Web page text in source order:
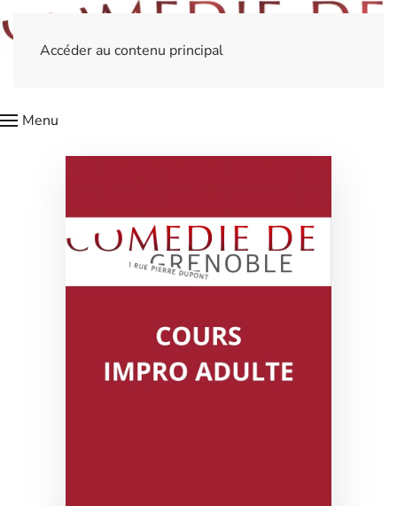
Accéder au contenu principal
Menu